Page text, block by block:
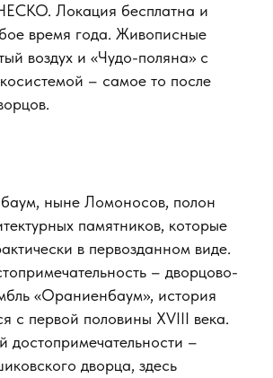
Локация бесплатна и
время года. Живописные
воздух и «Чудо-поляна» с
– самое то после
ныне Ломоносов, полон
памятников, которые
в первозданном виде.
– дворцово-
«Ораниенбаум», история
с первой половины XVIII века.
достопримечательности –
дворца, здесь